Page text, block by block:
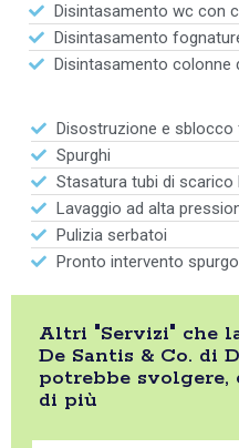
Disintasamento wc con
Disintasamento
Disintasamento colonne
Disostruzione e sblocco
Spurghi
Stasatura tubi di scarico
Lavaggio ad alta
Pulizia serbatoi
Pronto intervento spurgo
Altri "Servizi" che
De Santis & Co. di
potrebbe svolgere,
di più